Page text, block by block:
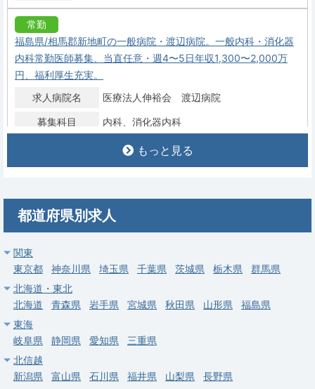
常勤
福島県/相馬郡新地町の一般病院・渡辺病院。一般内科・消化器
内科常勤医師募集、当直任意・週4〜5日年収1,300〜2,000万
円、福利厚生充実。
求人病院名
医療法人伸裕会 渡辺病院
募集科目 内科 消化器内科
福島県 相馬郡新地町
給与 年収 1,300万円 ～ 2,000万円
福島/会津若松の2次救急総合病院。精神・呼吸器・内科・麻酔・
求人病院名
一般財団法人 竹田健康財団 竹田綜合病院
募集科目
勤務地 福島県 会津若松市
給与 年収 980万円 ～ 2,200万円
常勤
もっと見る
都道府県別求人
関東
東京都
神奈川県 埼玉県 千葉県 茨城県 栃木県
群馬県
北海道・東北
北海道
青森県 岩手県 宮城県 秋田県 山形県
福島県
東海
岐阜県
静岡県 愛知県
三重県
北信越
新潟県
富山県 石川県 福井県 山梨県
長野県